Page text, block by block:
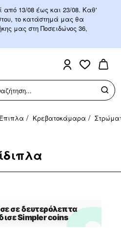
από 13/08 έως και 23/08. Καθ'
το κατάστημά μας θα
μας στη Ποσειδώνος 36,
Έπιπλα Κρεβατοκάμαρα